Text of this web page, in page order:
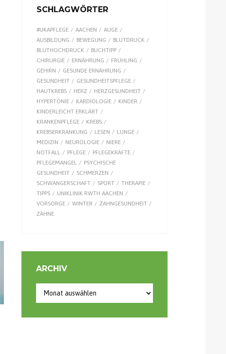
SCHLAGWÖRTER
#UKAPFLEGE AACHEN
AUGE
AUSBILDUNG
BEWEGUNG
BLUTDRUCK
BLUTHOCHDRUCK
BUCHTIPP
CHIRURGIE
ERNÄHRUNG
FRÜHLING
GEHIRN
GESUNDE ERNÄHRUNG
GESUNDHEIT
GESUNDHEITSPFLEGE
HAUTKREBS
HERZ
HERZGESUNDHEIT
HYPERTONIE
KARDIOLOGIE
KINDER
KINDERLEICHT ERKLÄRT
KRANKENPFLEGE
KREBS
KREBSERKRANKUNG
LESEN
LUNGE
MEDIZIN
NEUROLOGIE
NIERE
NOTFALL
PFLEGE
PFLEGEKRÄFTE
PFLEGEMANGEL
PSYCHISCHE
GESUNDHEIT
SCHMERZEN
SCHWANGERSCHAFT
SPORT
THERAPIE
TIPPS
UNIKLINIK RWTH AACHEN
VORSORGE
WINTER
ZAHNGESUNDHEIT
ZÄHNE
ARCHIV